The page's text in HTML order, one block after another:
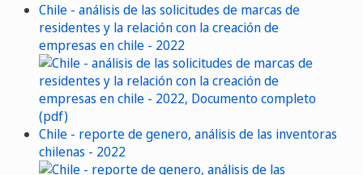
Chile - análisis de las solicitudes de marcas de
residentes y la relación con la creación de
empresas en chile - 2022
Chile - reporte de genero, análisis de las inventoras
chilenas - 2022